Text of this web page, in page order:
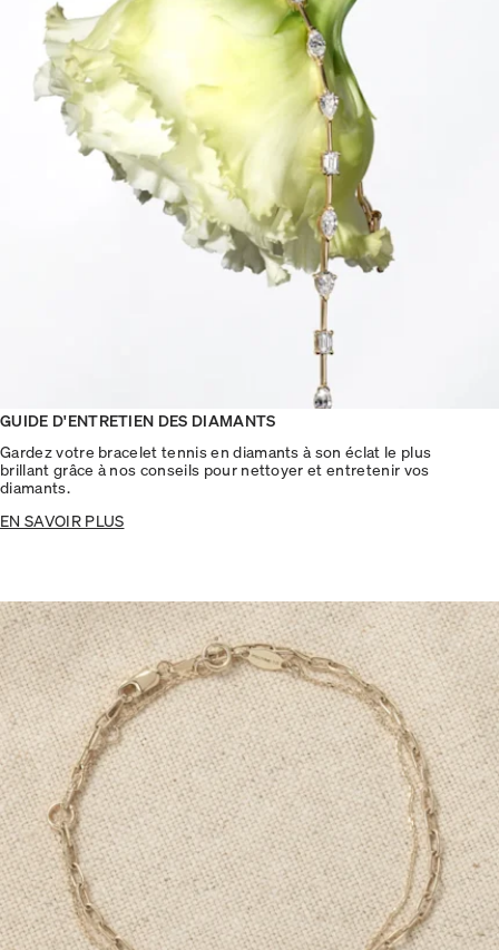
GUIDE D'ENTRETIEN DES DIAMANTS
Gardez votre bracelet tennis en diamants à son éclat le plus
brillant grâce à nos conseils pour nettoyer et entretenir vos
diamants.
EN SAVOIR PLUS